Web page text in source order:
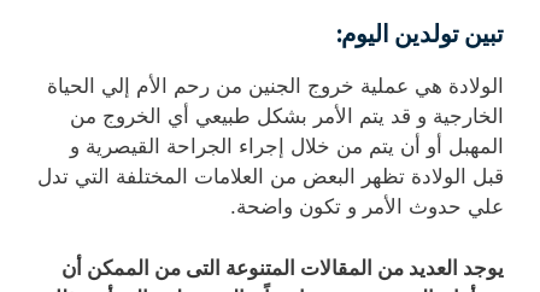
تبين تولدين اليوم:
الولادة هي عملية خروج الجنين من رحم الأم إلي الحياة
الخارجية و قد يتم الأمر بشكل طبيعي أي الخروج من
المهبل أو أن يتم من خلال إجراء الجراحة القيصرية و
قبل الولادة تظهر البعض من العلامات المختلفة التي تدل
علي حدوث الأمر و تكون واضحة.
يوجد العديد من المقالات المتنوعة التى من الممكن أن